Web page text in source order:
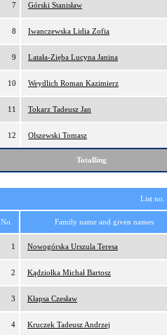
7 Górski Stanisław
8 Iwanczewska Lidia Zofia
9 Latała-Zięba Lucyna Janina
10 Weydlich Roman Kazimierz
11 Tokarz Tadeusz Jan
12 Olszewski Tomasz
Totalling
List
No. Family name and given names
1 Nowogórska Urszula Teresa
2 Kądziołka Michał Bartosz
3 Kłapsa Czesław
4 Kruczek Tadeusz Andrzej